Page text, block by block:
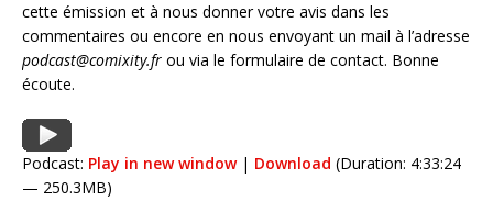
cette émission et à nous donner votre avis dans les
commentaires ou encore en nous envoyant un mail à l’adresse
podcast@comixity.fr ou via le formulaire de contact. Bonne
écoute.
Podcast: Play in new window| Download (Duration: 4:33:24
— 250.3MB)